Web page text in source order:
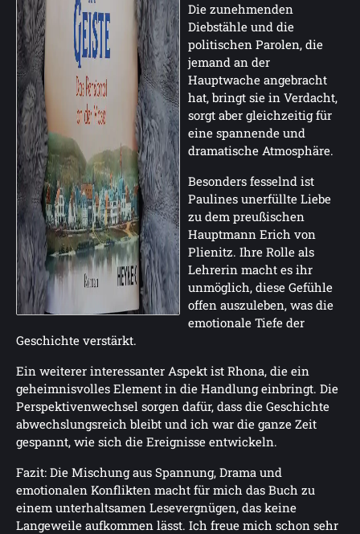
Die zunehmenden
Diebstähle und die
politischen Parolen, die
jemand an der
Hauptwache angebracht
hat, bringt sie in Verdacht,
sorgt aber gleichzeitig für
eine spannende und
dramatische Atmosphäre.
Besonders fesselnd ist
Paulines unerfüllte Liebe
zu dem preußischen
Hauptmann Erich von
Plienitz. Ihre Rolle als
Lehrerin macht es ihr
unmöglich, diese Gefühle
offen auszuleben, was die
emotionale Tiefe der
Geschichte verstärkt.
Ein weiterer interessanter Aspekt ist Rhona, die ein
geheimnisvolles Element in die Handlung einbringt. Die
Perspektivenwechsel sorgen dafür, dass die Geschichte
abwechslungsreich bleibt und ich war die ganze Zeit
gespannt, wie sich die Ereignisse entwickeln.
Fazit: Die Mischung aus Spannung, Drama und
emotionalen Konflikten macht für mich das Buch zu
einem unterhaltsamen Lesevergnügen, das keine
Langeweile aufkommen lässt. Ich freue mich schon sehr